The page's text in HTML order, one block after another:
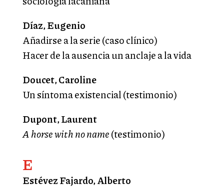
Díaz, Eugenio
Añadirse a la serie (caso clínico)
Hacer de la ausencia un anclaje a la vida
Doucet, Caroline
Un síntoma existencial (testimonio)
Dupont, Laurent
A horse with no name(testimonio)
E
Estévez Fajardo, Alberto